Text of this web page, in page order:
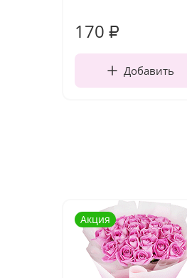
170 ₽
Добавить
Акция